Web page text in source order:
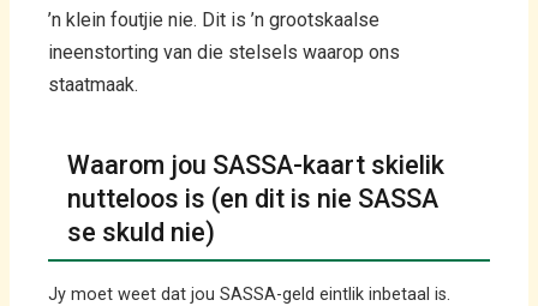
’n klein foutjie nie. Dit is ’n grootskaalse
ineenstorting van die stelsels waarop ons
staatmaak.
Waarom jou SASSA-kaart skielik
nutteloos is (en dit is nie SASSA
se skuld nie)
Jy moet weet dat jou SASSA-geld eintlik inbetaal is.